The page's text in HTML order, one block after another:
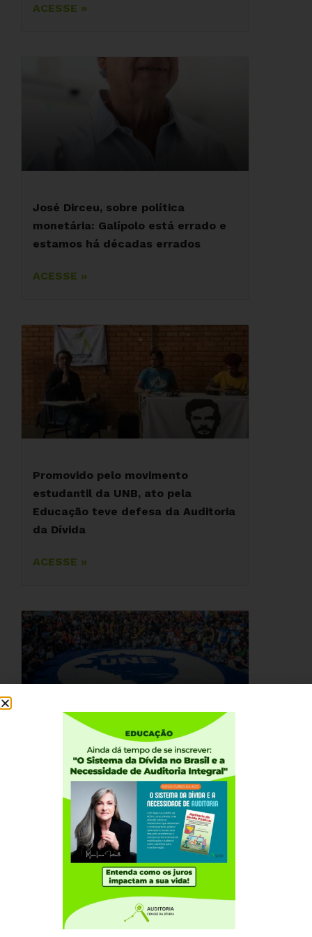
ACESSE »
José Dirceu, sobre política
monetária: Galípolo está errado e
estamos há décadas errados
ACESSE »
Promovido pelo movimento
estudantil da UNB, ato pela
Educação teve defesa da Auditoria
da Dívida
ACESSE »
Dia Nacional de Luta pela
Educação: União Nacional dos
Estudantes defende Auditoria da
ACESSE »